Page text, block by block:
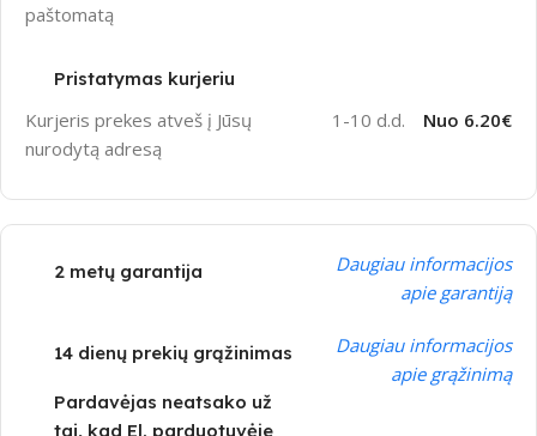
paštomatą
Pristatymas kurjeriu
Kurjeris prekes atveš į Jūsų
nurodytą adresą
1-10 d.d. Nuo 6.20€
2 metų garantija
Daugiau informacijos
apie garantiją
14 dienų prekių grąžinimas
Daugiau informacijos
apie grąžinimą
Pardavėjas neatsako už
tai, kad El. parduotuvėje